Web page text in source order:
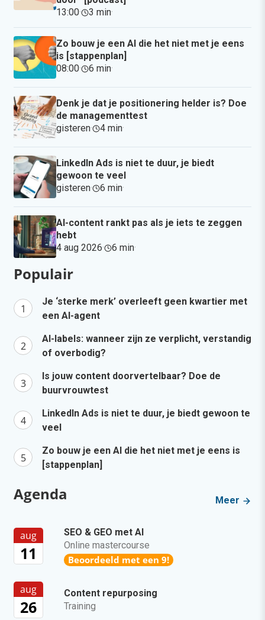
13:00· 3 min·
Zo bouw je een AI die het niet met je eens
is [stappenplan]
08:00· 6 min·
Denk je dat je positionering helder is? Doe
de managementtest
gisteren· 4 min·
LinkedIn Ads is niet te duur, je biedt
gewoon te veel
gisteren· 6 min·
AI-content rankt pas als je iets te zeggen
hebt
4 aug 2026· 6 min·
Populair
Je ‘sterke merk’ overleeft geen kwartier met
een AI-agent
AI-labels: wanneer zijn ze verplicht, verstandig
of overbodig?
Is jouw content doorvertelbaar? Doe de
buurvrouwtest
LinkedIn Ads is niet te duur, je biedt gewoon te
veel
Zo bouw je een AI die het niet met je eens is
[stappenplan]
Agenda Meer
aug
11
SEO & GEO met AI
Online mastercourse
Beoordeeld met een 9!
aug
26
Content repurposing
Training